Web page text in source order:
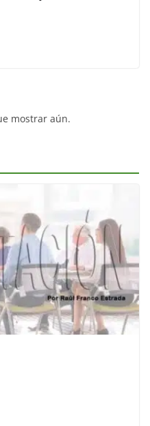
mostrar aún.